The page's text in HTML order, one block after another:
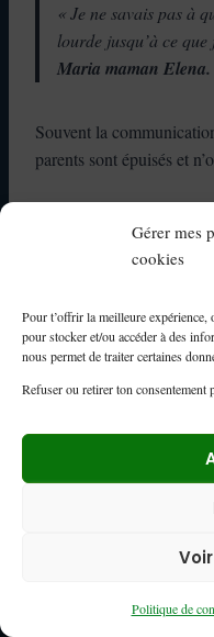
Gérer mes
cookies
Pour t’offrir la meilleure
pour stocker et/ou accéder à des
nous permet de traiter certaines
Refuser ou retirer ton
Politique de
« Je ne savais pas à
lourde jusqu’à ce
Maria maman Elena.
Souvent la
parents sont épuisés et
Ces routines
plus calmes. 49 €.
👉 J’accède
Avertissement
Rédigé par Nora
Relu par Sarah El Amri,